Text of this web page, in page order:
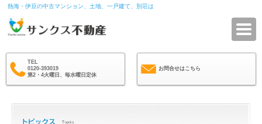
熱海・伊豆の中古マンション、土地、一戸建て、別荘は
TEL
0120-393019
第2・4火曜日、毎水曜日定休
お問合せはこちら